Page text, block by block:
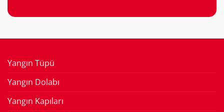
Yangın Tüpü
Yangın Dolabı
Yangın Kapıları